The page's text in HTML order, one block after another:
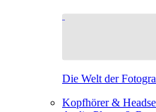
Die Welt der
Kopfhörer &